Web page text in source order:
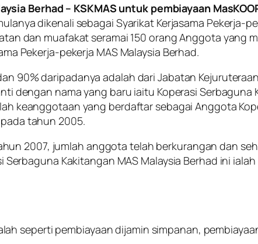
Berhad – KSKMAS untuk pembiayaan
dikenali sebagai Syarikat Kerjasama Pekerja-
dan muafakat seramai 150 orang Anggota yang
Pekerja-pekerja MAS Malaysia Berhad.
90% daripadanya adalah dari Jabatan
dengan nama yang baru iaitu Koperasi Serbaguna
keanggotaan yang berdaftar sebagai Anggota
tahun 2005.
2007, jumlah anggota telah berkurangan dan
Kakitangan MAS Malaysia Berhad ini
seperti pembiayaan dijamin simpanan,